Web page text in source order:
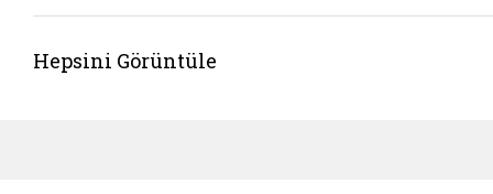
Hepsini Görüntüle